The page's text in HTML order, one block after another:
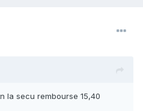
la secu rembourse 15,40